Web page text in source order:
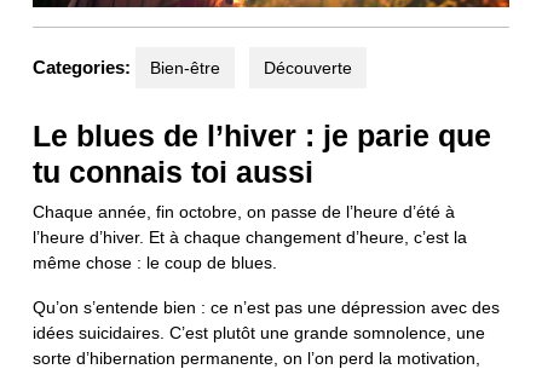
Categories: Bien-être Découverte
Le blues de l’hiver : je parie que
tu connais toi aussi
Chaque année, fin octobre, on passe de l’heure d’été à
l’heure d’hiver. Et à chaque changement d’heure, c’est la
même chose : le coup de blues.
Qu’on s’entende bien : ce n’est pas une dépression avec des
idées suicidaires. C’est plutôt une grande somnolence, une
sorte d’hibernation permanente, on l’on perd la motivation,